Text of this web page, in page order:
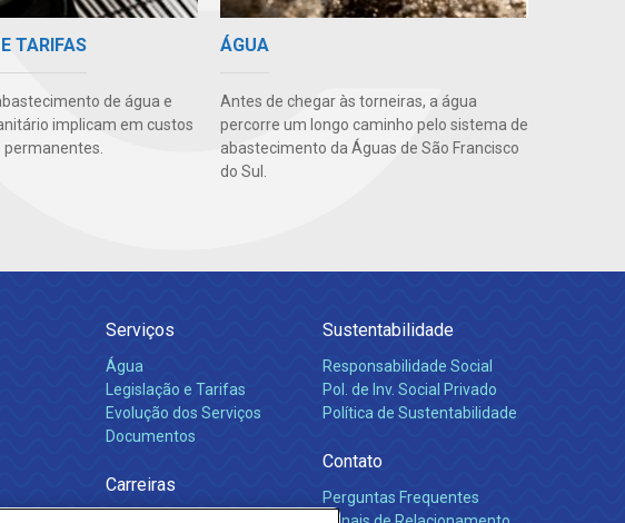
TARIFAS
de água e
implicam em custos
ÁGUA
Antes de chegar às torneiras, a água
percorre um longo caminho pelo sistema de
abastecimento da Águas de São Francisco
do Sul.
Serviços
Água
Legislação e Tarifas
Evolução dos Serviços
Documentos
Carreiras
Sustentabilidade
Responsabilidade Social
Pol. de Inv. Social Privado
Política de Sustentabilidade
Contato
Perguntas Frequentes